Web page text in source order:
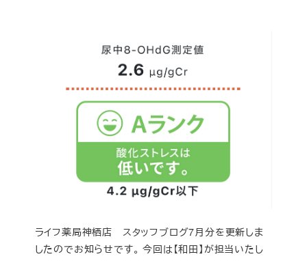
ライフ薬局神栖店 スタッフブログ7月分を更新しま
したのでお知らせです。 今回は【和田】が担当いたし